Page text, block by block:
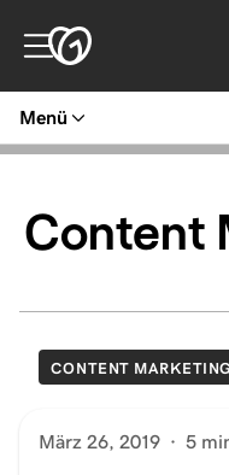
Menü
Content
CONTENT MARKETING
März 26, 2019 · 5